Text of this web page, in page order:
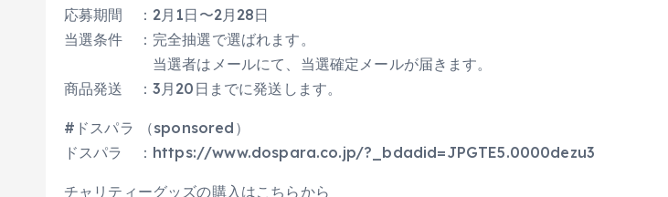
応募期間 ：2月1日〜2月28日
当選条件 ：完全抽選で選ばれます。
当選者はメールにて、当選確定メールが届きます。
商品発送 ：3月20日までに発送します。
#ドスパラ （sponsored）
ドスパラ ：https://www.dospara.co.jp/?_bdadid=JPGTE5.0000dezu3
チャリティーグッズの購入はこちらから